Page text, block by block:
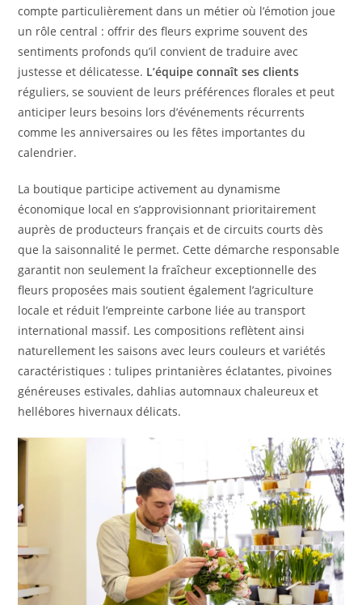
compte particulièrement dans un métier où l’émotion joue
un rôle central : offrir des fleurs exprime souvent des
sentiments profonds qu’il convient de traduire avec
justesse et délicatesse. L’équipe connaît ses clients
réguliers, se souvient de leurs préférences florales et peut
anticiper leurs besoins lors d’événements récurrents
comme les anniversaires ou les fêtes importantes du
calendrier.
La boutique participe activement au dynamisme
économique local en s’approvisionnant prioritairement
auprès de producteurs français et de circuits courts dès
que la saisonnalité le permet. Cette démarche responsable
garantit non seulement la fraîcheur exceptionnelle des
fleurs proposées mais soutient également l’agriculture
locale et réduit l’empreinte carbone liée au transport
international massif. Les compositions reflètent ainsi
naturellement les saisons avec leurs couleurs et variétés
caractéristiques : tulipes printanières éclatantes, pivoines
généreuses estivales, dahlias automnaux chaleureux et
hellébores hivernaux délicats.